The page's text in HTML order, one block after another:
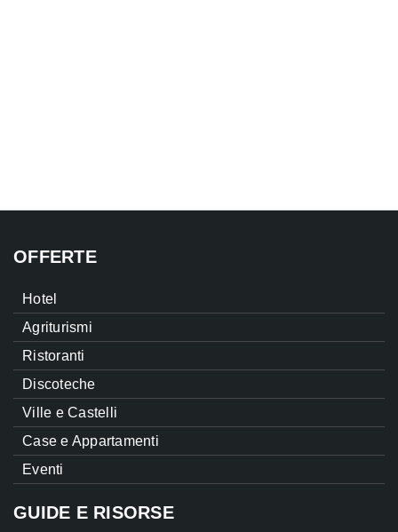
OFFERTE
Hotel
Agriturismi
Ristoranti
Discoteche
Ville e Castelli
Case e Appartamenti
Eventi
GUIDE E RISORSE